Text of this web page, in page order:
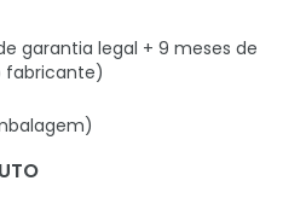
garantia legal + 9 meses de
fabricante)